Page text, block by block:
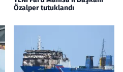
Özalper tutuklandı